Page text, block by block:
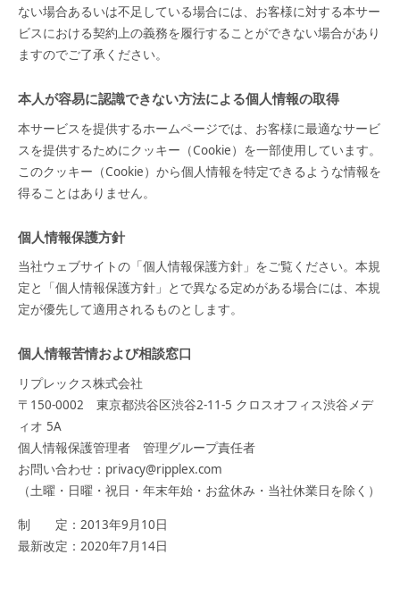
ない場合あるいは不足している場合には、お客様に対する本サー
ビスにおける契約上の義務を履行することができない場合があり
ますのでご了承ください。
本人が容易に認識できない方法による個人情報の取得
本サービスを提供するホームページでは、お客様に最適なサービ
スを提供するためにクッキー（Cookie）を一部使用しています。
このクッキー（Cookie）から個人情報を特定できるような情報を
得ることはありません。
個人情報保護方針
当社ウェブサイトの「個人情報保護方針」をご覧ください。本規
定と「個人情報保護方針」とで異なる定めがある場合には、本規
定が優先して適用されるものとします。
個人情報苦情および相談窓口
リプレックス株式会社
〒150-0002 東京都渋谷区渋谷2-11-5 クロスオフィス渋谷メデ
ィオ 5A
個人情報保護管理者 管理グループ責任者
お問い合わせ：privacy@ripplex.com
（土曜・日曜・祝日・年末年始・お盆休み・当社休業日を除く）
制 定：2013年9月10日
最新改定：2020年7月14日